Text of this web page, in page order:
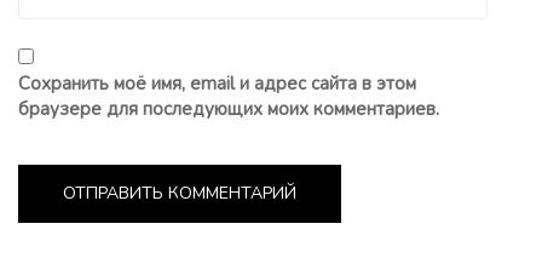
Сохранить моё имя, email и адрес сайта в этом
браузере для последующих моих комментариев.